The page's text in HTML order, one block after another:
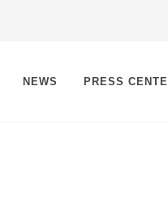
NEWS PRESS